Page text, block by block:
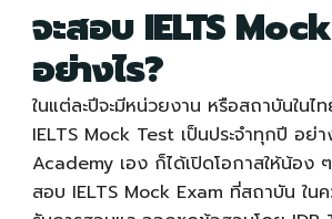
จะสอบ IELTS
อย่างไร?
ในแต่ละปีจะมีหน่วยงาน หรือสถาบันในไ
IELTS Mock Testเป็นประจำทุกปี อย่
Academy เอง ก็ได้เปิดโอกาสให้น้อง
สอบ IELTS Mock Exam ที่สถาบัน ใน